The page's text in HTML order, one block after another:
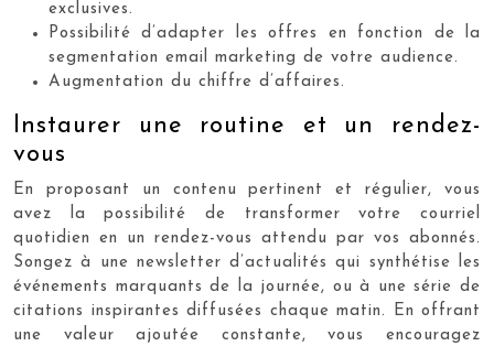
exclusives.
Possibilité d’adapter les offres en fonction de la
segmentation email marketing de votre audience.
Augmentation du chiffre d’affaires.
Instaurer une routine et un rendez-
vous
En proposant un contenu pertinent et régulier, vous
avez la possibilité de transformer votre courriel
quotidien en un rendez-vous attendu par vos abonnés.
Songez à une newsletter d’actualités qui synthétise les
événements marquants de la journée, ou à une série de
citations inspirantes diffusées chaque matin. En offrant
une valeur ajoutée constante, vous encouragez